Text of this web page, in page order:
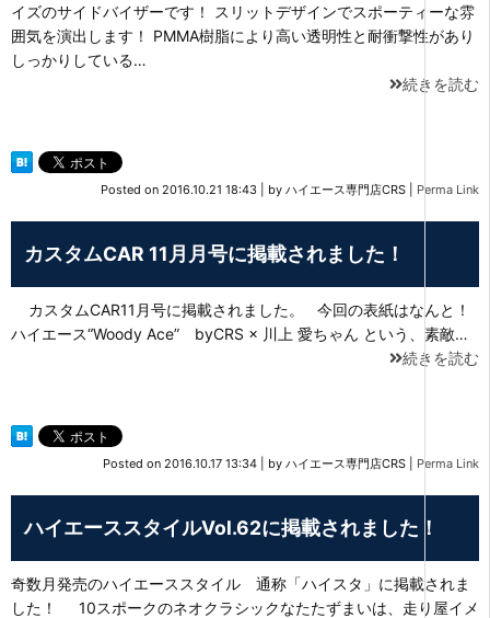
イズのサイドバイザーです！ スリットデザインでスポーティーな雰
囲気を演出します！ PMMA樹脂により高い透明性と耐衝撃性があり
しっかりしている…
続きを読む
Posted on 2016.10.21 18:43 by ハイエース専門店CRS Perma Link
カスタムCAR 11月月号に掲載されました！
カスタムCAR11月号に掲載されました。 今回の表紙はなんと！
ハイエース“Woody Ace” byCRS × 川上 愛ちゃん という、素敵…
続きを読む
Posted on 2016.10.17 13:34 by ハイエース専門店CRS Perma Link
ハイエーススタイルVol.62に掲載されました！
奇数月発売のハイエーススタイル 通称「ハイスタ」に掲載されま
した！ 10スポークのネオクラシックなたたずまいは、走り屋イメ